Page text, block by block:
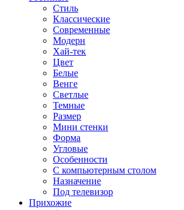
Стиль
Классические
Современные
Модерн
Хай-тек
Цвет
Белые
Венге
Светлые
Темные
Размер
Мини стенки
Форма
Угловые
Особенности
С компьютерным столом
Назначение
Под телевизор
Прихожие